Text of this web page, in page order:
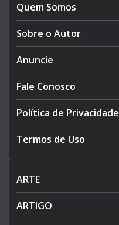
Quem Somos
Sobre o Autor
Anuncie
Fale Conosco
Política de Privacidade
Termos de Uso
ARTE
ARTIGO